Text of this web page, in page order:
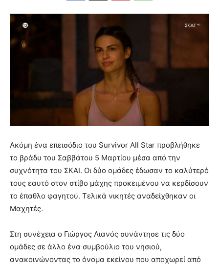
Ακόμη ένα επεισόδιο του Survivor All Star προβλήθηκε
το βράδυ του Σαββάτου 5 Μαρτίου μέσα από την
συχνότητα του ΣΚΑΙ. Οι δύο ομάδες έδωσαν το καλύτερό
τους εαυτό στον στίβο μάχης προκειμένου να κερδίσουν
το έπαθλο φαγητού. Τελικά νικητές αναδείχθηκαν οι
Μαχητές.
Στη συνέχεια ο Γιώργος Λιανός συνάντησε τις δύο
ομάδες σε άλλο ένα συμβούλιο του νησιού,
ανακοινώνοντας το όνομα εκείνου που αποχωρεί από